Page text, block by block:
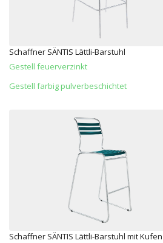
Schaffner SÄNTIS Lättli-Barstuhl
Gestell feuerverzinkt
Gestell farbig pulverbeschichtet
Schaffner SÄNTIS Lättli-Barstuhl mit Kufen